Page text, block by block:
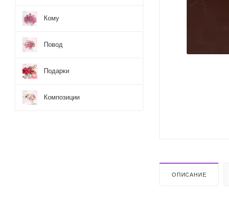
ОПИСАНИЕ
Кому
Повод
Подарки
Композиции